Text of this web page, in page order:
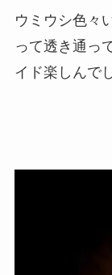
ウミウシ色々
って透き通っ
イド楽しんで